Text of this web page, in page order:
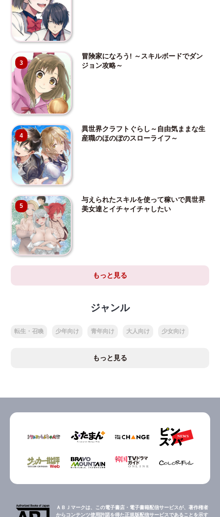
3
冒険家になろう! ～スキルボードでダン
ジョン攻略～
4
異世界クラフトぐらし～自由気ままな生
産職のほのぼのスローライフ～
5
与えられたスキルを使って稼いで異世界
美女達とイチャイチャしたい
もっと見る
ジャンル
転生・召喚 少年向け 青年向け 大人向け 少女向け
もっと見る
ＡＢＪマークは、この電子書店・電子書籍配信サービスが、著作権者
からコンテンツ使用許諾を得た正規版配信サービスであることを示す